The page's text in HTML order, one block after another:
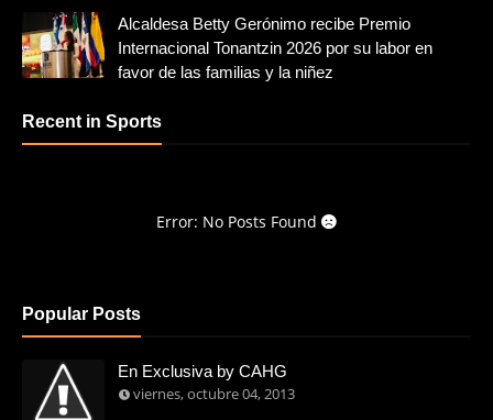
Alcaldesa Betty Gerónimo recibe Premio
Internacional Tonantzin 2026 por su labor en
favor de las familias y la niñez
Recent in Sports
Error: No Posts Found
Popular Posts
En Exclusiva by CAHG
viernes, octubre 04, 2013